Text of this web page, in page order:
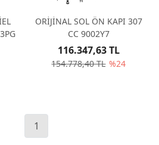
ORİJİNAL SOL ÖN KAPI 307
CC 9002Y7
154.778,40 TL %24
116.347,63 TL
1